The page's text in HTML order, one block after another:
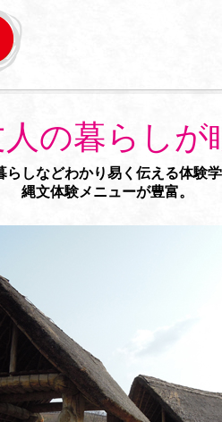
の暮らしが
らしなどわかり易く伝える体験
縄文体験メニューが豊富。